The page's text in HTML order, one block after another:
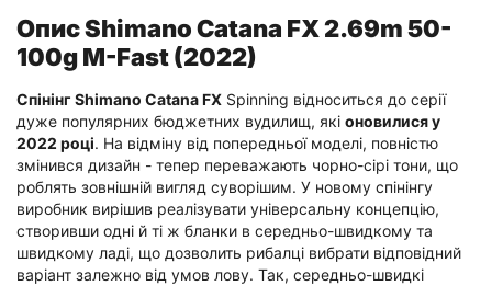
Опис Shimano Catana FX 2.69m 50-
100g M-Fast (2022)
Спінінг Shimano Catana FX Spinning відноситься до серії
дуже популярних бюджетних вудилищ, які оновилися у
2022 році. На відміну від попередньої моделі, повністю
змінився дизайн - тепер переважають чорно-сірі тони, що
роблять зовнішній вигляд суворішим. У новому спінінгу
виробник вирішив реалізувати універсальну концепцію,
створивши одні й ті ж бланки в середньо-швидкому та
швидкому ладі, що дозволить рибалці вибрати відповідний
варіант залежно від умов лову. Так, середньо-швидкі